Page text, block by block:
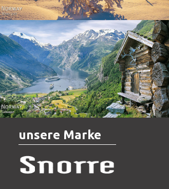
Norway - Geiranger
unsere Marke